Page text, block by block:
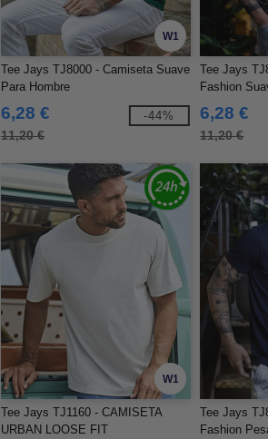
W1
Tee Jays TJ8000 - Camiseta Suave
Para Hombre
6,28 €
11,20 €
-44%
Tee Jays
Fashion
6,28 €
11,20 €
W1
Tee Jays TJ1160 - CAMISETA
URBAN LOOSE FIT
Tee Jays
Fashion